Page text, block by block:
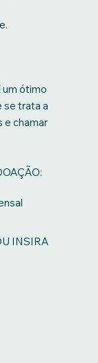
um ótimo
se trata a
e chamar
INSIRA